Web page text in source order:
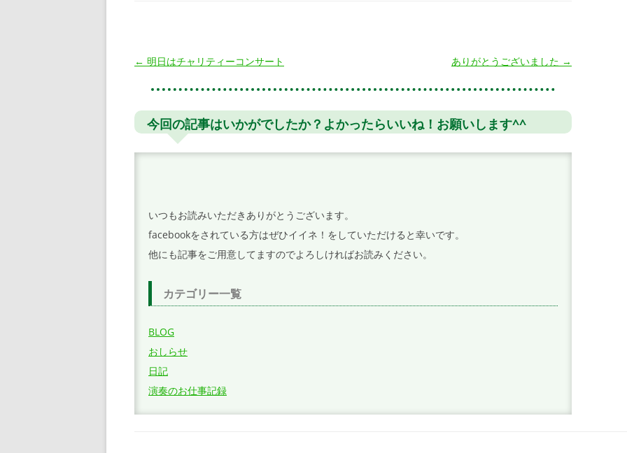
投
ビ
← 明日はチャリティーコンサート ありがとうございました →
今回の記事はいかがでしたか？よかったらいいね！お願いします^^
いつもお読みいただきありがとうございます。
facebookをされている方はぜひイイネ！をしていただけると幸いです。
他にも記事をご用意してますのでよろしければお読みください。
カテゴリー一覧
BLOG
おしらせ
日記
演奏のお仕事記録